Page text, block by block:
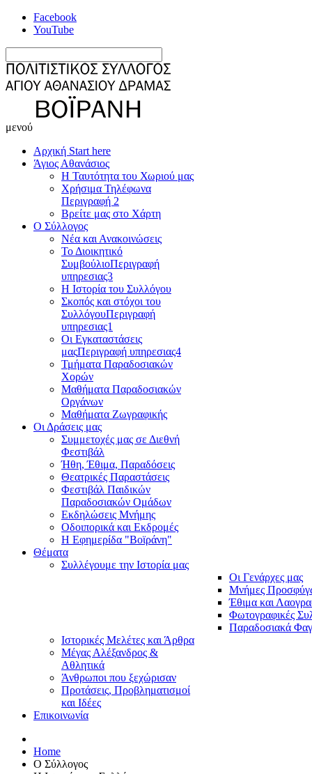
Facebook
YouTube
μενού
Αρχική Start here
Άγιος Αθανάσιος
Η Ταυτότητα του Χωριού μας
Χρήσιμα Τηλέφωνα
Περιγραφή 2
Βρείτε μας στο Χάρτη
Ο Σύλλογος
Νέα και Ανακοινώσεις
Το Διοικητικό
ΣυμβούλιοΠεριγραφή
υπηρεσιας3
Η Ιστορία του Συλλόγου
Σκοπός και στόχοι του
ΣυλλόγουΠεριγραφή
υπηρεσιας1
Οι Εγκαταστάσεις
μαςΠεριγραφή υπηρεσιας4
Τμήματα Παραδοσιακών
Χορών
Μαθήματα Παραδοσιακών
Οργάνων
Μαθήματα Ζωγραφικής
Οι Δράσεις μας
Συμμετοχές μας σε Διεθνή
Φεστιβάλ
Ήθη, Έθιμα, Παραδόσεις
Θεατρικές Παραστάσεις
Φεστιβάλ Παιδικών
Παραδοσιακών Ομάδων
Εκδηλώσεις Μνήμης
Οδοιπορικά και Εκδρομές
Η Εφημερίδα "Βοϊράνη"
Θέματα
Συλλέγουμε την Ιστορία μας
Οι Γενάρχες μας
Μνήμες
Έθιμα και
Φωτογραφικές
Παραδοσιακά
Ιστορικές Μελέτες και Άρθρα
Μέγας Αλέξανδρος &
Αθλητικά
Άνθρωποι που ξεχώρισαν
Προτάσεις, Προβληματισμοί
και Ιδέες
Επικοινωνία
Home
Ο Σύλλογος